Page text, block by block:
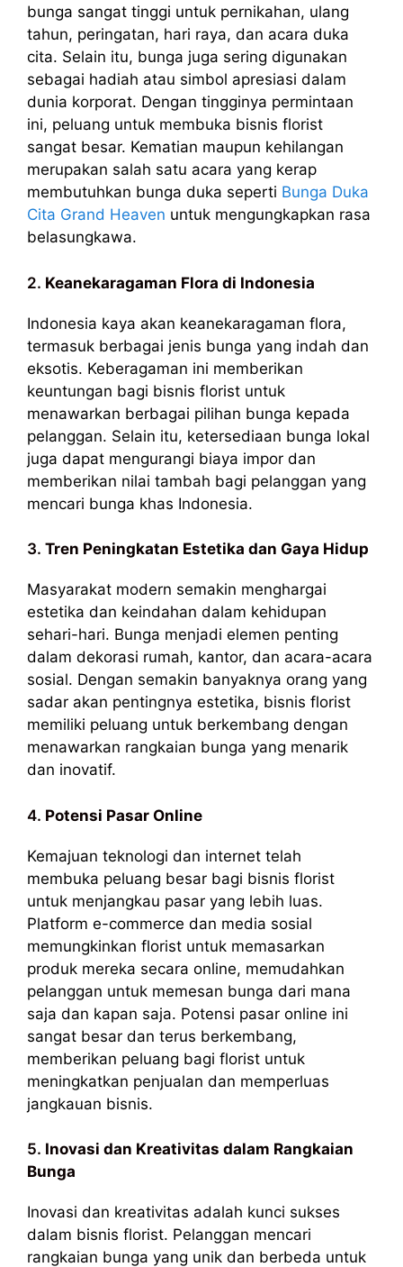
bunga sangat tinggi untuk pernikahan, ulang
tahun, peringatan, hari raya, dan acara duka
cita. Selain itu, bunga juga sering digunakan
sebagai hadiah atau simbol apresiasi dalam
dunia korporat. Dengan tingginya permintaan
ini, peluang untuk membuka bisnis florist
sangat besar. Kematian maupun kehilangan
merupakan salah satu acara yang kerap
membutuhkan bunga duka seperti Bunga Duka
Cita Grand Heaven untuk mengungkapkan rasa
belasungkawa.
2. Keanekaragaman Flora di Indonesia
Indonesia kaya akan keanekaragaman flora,
termasuk berbagai jenis bunga yang indah dan
eksotis. Keberagaman ini memberikan
keuntungan bagi bisnis florist untuk
menawarkan berbagai pilihan bunga kepada
pelanggan. Selain itu, ketersediaan bunga lokal
juga dapat mengurangi biaya impor dan
memberikan nilai tambah bagi pelanggan yang
mencari bunga khas Indonesia.
3. Tren Peningkatan Estetika dan Gaya Hidup
Masyarakat modern semakin menghargai
estetika dan keindahan dalam kehidupan
sehari-hari. Bunga menjadi elemen penting
dalam dekorasi rumah, kantor, dan acara-acara
sosial. Dengan semakin banyaknya orang yang
sadar akan pentingnya estetika, bisnis florist
memiliki peluang untuk berkembang dengan
menawarkan rangkaian bunga yang menarik
dan inovatif.
4. Potensi Pasar Online
Kemajuan teknologi dan internet telah
membuka peluang besar bagi bisnis florist
untuk menjangkau pasar yang lebih luas.
Platform e-commerce dan media sosial
memungkinkan florist untuk memasarkan
produk mereka secara online, memudahkan
pelanggan untuk memesan bunga dari mana
saja dan kapan saja. Potensi pasar online ini
sangat besar dan terus berkembang,
memberikan peluang bagi florist untuk
meningkatkan penjualan dan memperluas
jangkauan bisnis.
5. Inovasi dan Kreativitas dalam Rangkaian
Bunga
Inovasi dan kreativitas adalah kunci sukses
dalam bisnis florist. Pelanggan mencari
rangkaian bunga yang unik dan berbeda untuk